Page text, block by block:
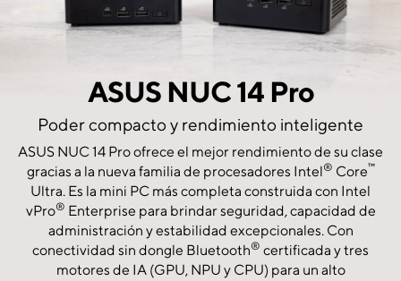
ASUS NUC 14 Pro
Poder compacto y rendimiento inteligente
ASUS NUC 14 Pro ofrece el mejor rendimiento de su clase
gracias a la nueva familia de procesadores Intel® Core™
Ultra. Es la mini PC más completa construida con Intel
vPro® Enterprise para brindar seguridad, capacidad de
administración y estabilidad excepcionales. Con
conectividad sin dongle Bluetooth® certificada y tres
motores de IA (GPU, NPU y CPU) para un alto